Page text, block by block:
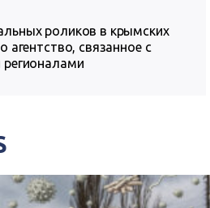
роликов в крымских
агентство, связанное с